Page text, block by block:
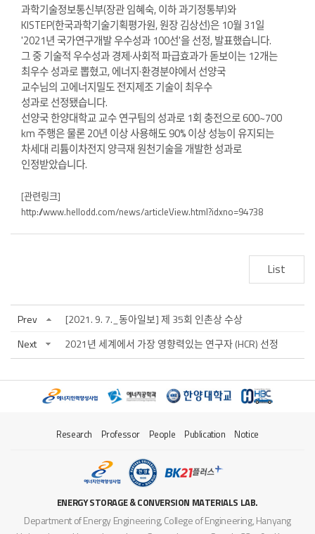
과학기술정보통신부(장관 임혜숙, 이하 과기정통부)와
KISTEP(한국과학기술기획평가원, 원장 김상선)은 10월 31일
'2021년 국가연구개발 우수성과 100선'을 선정, 발표했습니다.
그 중 기술적 우수성과 경제·사회적 파급효과가 돋보이는 12개는
최우수 성과로 뽑혔고,에너지·환경분야에서 선양국
교수님의고에너지밀도 전지제조 기술이 최우수
성과로선정됐습니다.
선양국 한양대학교 교수 연구팀의 성과로 1회 충전으로 600~700
km 주행은 물론 20년 이상 사용해도 90% 이상 성능이 유지되는
차세대 리튬이차전지 양극재 원천기술을 개발한 성과로
인정받았습니다.
[관련링크]
http://www.hellodd.com/news/articleView.html?idxno=94738
List
Prev
[2021. 9. 7._동아일보] 제 35회 인촌상 수상
Next
2021년 세계에서 가장 영향력있는 연구자 (HCR) 선정
Research Professor People Publication Notice
ENERGY STORAGE & CONVERSION MATERIALS LAB.
Department of Energy Engineering, College of Engineering, Hanyang